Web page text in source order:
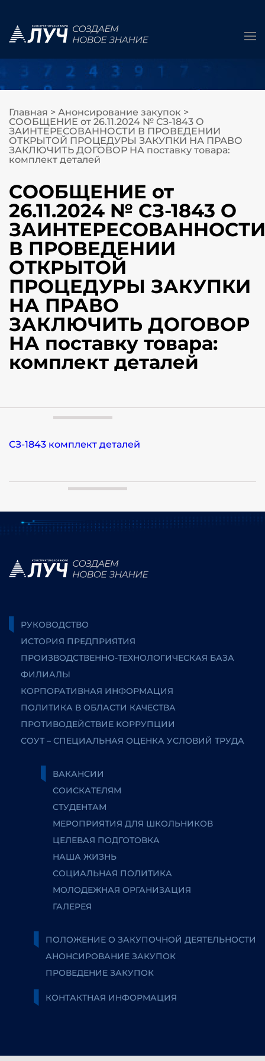
Главная > Анонсирование закупок >
СООБЩЕНИЕ от 26.11.2024 № СЗ-1843 О
ЗАИНТЕРЕСОВАННОСТИ В ПРОВЕДЕНИИ
ОТКРЫТОЙ ПРОЦЕДУРЫ ЗАКУПКИ НА ПРАВО
ЗАКЛЮЧИТЬ ДОГОВОР НА поставку товара:
комплект деталей
СООБЩЕНИЕ от
26.11.2024 № СЗ-1843 О
ЗАИНТЕРЕСОВАННОСТИ
В ПРОВЕДЕНИИ
ОТКРЫТОЙ
ПРОЦЕДУРЫ ЗАКУПКИ
НА ПРАВО
ЗАКЛЮЧИТЬ ДОГОВОР
НА поставку товара:
комплект деталей
СЗ-1843 комплект деталей
РУКОВОДСТВО
ИСТОРИЯ ПРЕДПРИЯТИЯ
ПРОИЗВОДСТВЕННО-ТЕХНОЛОГИЧЕСКАЯ БАЗА
ФИЛИАЛЫ
КОРПОРАТИВНАЯ ИНФОРМАЦИЯ
ПОЛИТИКА В ОБЛАСТИ КАЧЕСТВА
ПРОТИВОДЕЙСТВИЕ КОРРУПЦИИ
СОУТ – СПЕЦИАЛЬНАЯ ОЦЕНКА УСЛОВИЙ ТРУДА
ВАКАНСИИ
СОИСКАТЕЛЯМ
СТУДЕНТАМ
МЕРОПРИЯТИЯ ДЛЯ ШКОЛЬНИКОВ
ЦЕЛЕВАЯ ПОДГОТОВКА
НАША ЖИЗНЬ
СОЦИАЛЬНАЯ ПОЛИТИКА
МОЛОДЕЖНАЯ ОРГАНИЗАЦИЯ
ГАЛЕРЕЯ
ПОЛОЖЕНИЕ О ЗАКУПОЧНОЙ ДЕЯТЕЛЬНОСТИ
АНОНСИРОВАНИЕ ЗАКУПОК
ПРОВЕДЕНИЕ ЗАКУПОК
КОНТАКТНАЯ ИНФОРМАЦИЯ